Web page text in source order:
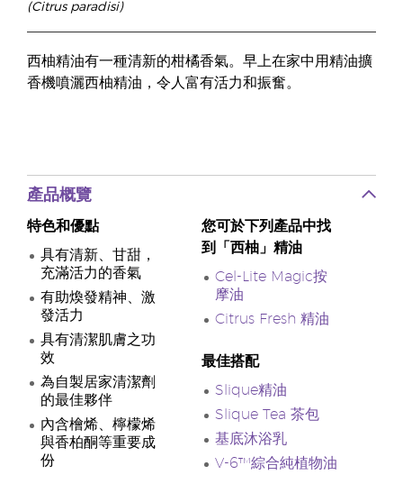
(Citrus paradisi)
西柚精油有一種清新的柑橘香氣。早上在家中用精油擴
香機噴灑西柚精油，令人富有活力和振奮。
產品概覽
特色和優點
具有清新、甘甜，
充滿活力的香氣
有助煥發精神、激
發活力
具有清潔肌膚之功
效
為自製居家清潔劑
的最佳夥伴
內含檜烯、檸檬烯
與香柏酮等重要成
份
您可於下列產品中找
到「西柚」精油
Cel-Lite Magic按
摩油
Citrus Fresh 精油
最佳搭配
Slique精油
Slique Tea 茶包
基底沐浴乳
V-6™綜合純植物油